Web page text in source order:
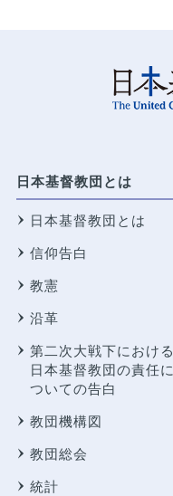
日本基督教団とは
日本基督教団とは
信仰告白
教憲
沿革
第二次大戦下における
日本基督教団の責任に
ついての告白
教団機構図
教団総会
統計